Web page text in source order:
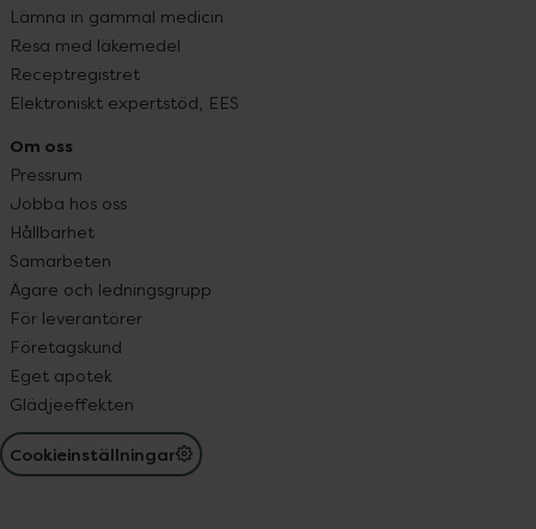
Lämna in gammal medicin
Resa med läkemedel
Receptregistret
Elektroniskt expertstöd, EES
Om oss
Pressrum
Jobba hos oss
Hållbarhet
Samarbeten
Ägare och ledningsgrupp
För leverantörer
Företagskund
Eget apotek
Glädjeeffekten
Cookieinställningar